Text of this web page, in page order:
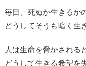
毎日、死ぬか生きるか
どうしてそうも暗く生
人は生命を脅かされる
どうして生きる希望を